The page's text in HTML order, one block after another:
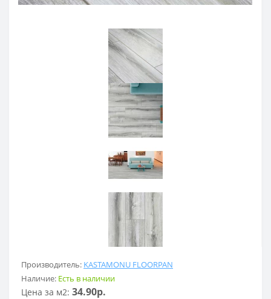
Производитель: KASTAMONU FLOORPAN
Наличие: Есть в наличии
Цена за м2: 34.90р.